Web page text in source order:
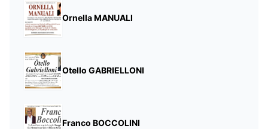
Ornella MANUALI
Otello GABRIELLONI
Franco BOCCOLINI